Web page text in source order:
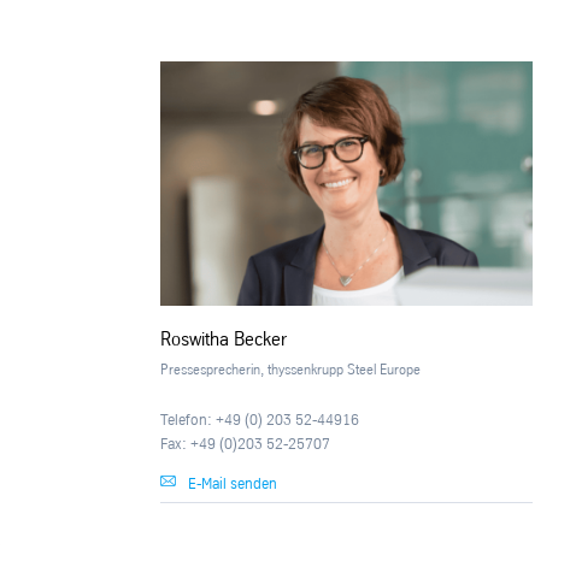
Roswitha Becker
Pressesprecherin, thyssenkrupp Steel Europe
Telefon: +49 (0) 203 52-44916
Fax: +49 (0)203 52-25707
E-Mail senden